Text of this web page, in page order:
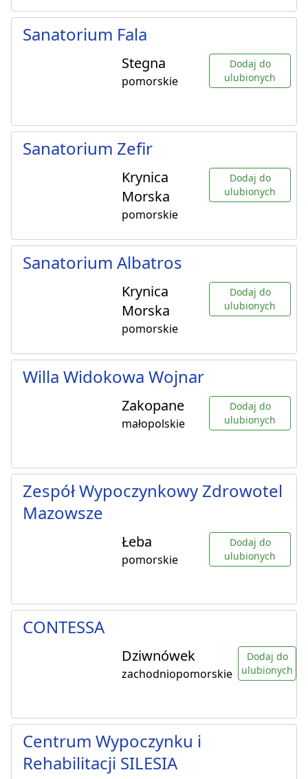
Sanatorium Fala
Stegna
pomorskie
Dodaj do
ulubionych
Sanatorium Zefir
Krynica
Morska
pomorskie
Dodaj do
ulubionych
Sanatorium Albatros
Krynica
Morska
pomorskie
Dodaj do
ulubionych
Willa Widokowa Wojnar
Zakopane
małopolskie
Dodaj do
ulubionych
Zespół Wypoczynkowy Zdrowotel
Mazowsze
Łeba
pomorskie
Dodaj do
ulubionych
CONTESSA
Dziwnówek
zachodniopomorskie
Dodaj do
ulubionych
Centrum Wypoczynku i
Rehabilitacji SILESIA